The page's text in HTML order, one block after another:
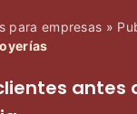
para empresas »
antes